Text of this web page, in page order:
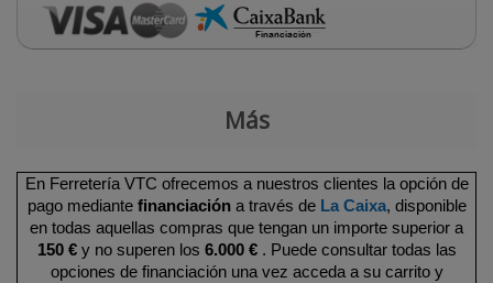
Más
En Ferretería VTC ofrecemos a nuestros clientes la opción de
pago mediante financiacióna través de La Caixa, disponible
en todas aquellas compras que tengan un importe superior a
150 €y no superen los 6.000 €. Puede consultar todas las
opciones de financiación una vez acceda a su carrito y